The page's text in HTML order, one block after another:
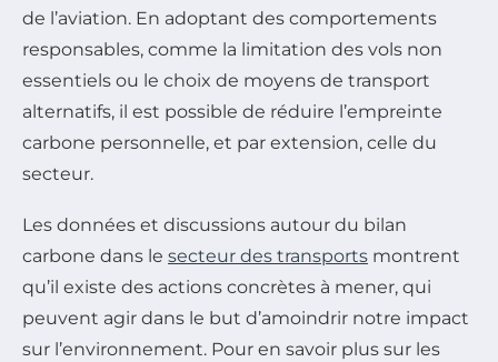
de l’aviation. En adoptant des comportements
responsables, comme la limitation des vols non
essentiels ou le choix de moyens de transport
alternatifs, il est possible de réduire l’empreinte
carbone personnelle, et par extension, celle du
secteur.
Les données et discussions autour du bilan
carbone dans le secteur des transports montrent
qu’il existe des actions concrètes à mener, qui
peuvent agir dans le but d’amoindrir notre impact
sur l’environnement. Pour en savoir plus sur les